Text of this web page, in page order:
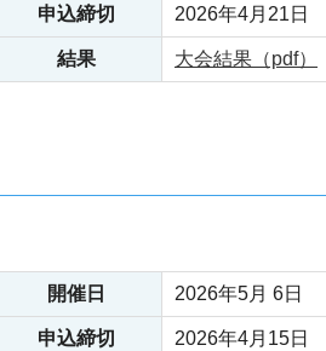
申込締切 2026年4月21日
結果 大会結果（pdf）
開催日 2026年5月 6日
申込締切 2026年4月15日